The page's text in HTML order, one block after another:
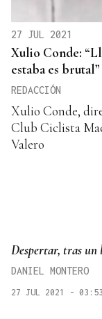
27 JUL 2021
Xulio Conde:
estaba es brutal”
REDACCIÓN
Xulio Conde,
Club Ciclista
Valero
Despertar, tras un
DANIEL MONTERO
27 JUL 2021 - 03:53